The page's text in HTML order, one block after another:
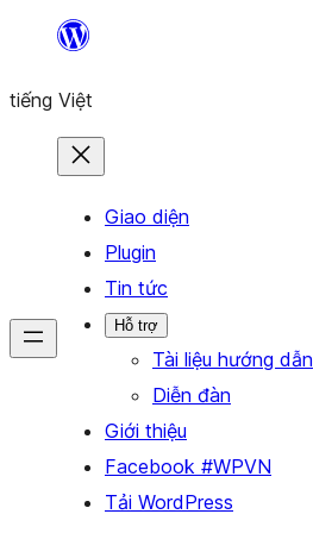
Chuyển
phần
tiếng Việt
Giao diện
Plugin
Tin tức
Hỗ trợ
Tài liệu hướng dẫn
Diễn đàn
Giới thiệu
Facebook #WPVN
Tải WordPress